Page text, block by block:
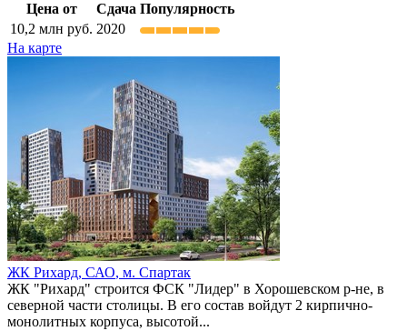
Цена от
Сдача Популярность
10,2 млн руб. 2020
На карте
ЖК Рихард, САО, м. Спартак
ЖК "Рихард" строится ФСК "Лидер" в Хорошевском р-не, в
северной части столицы. В его состав войдут 2 кирпично-
монолитных корпуса, высотой...